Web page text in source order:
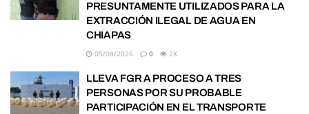
PRESUNTAMENTE UTILIZADOS PARA LA
EXTRACCIÓN ILEGAL DE AGUA EN
CHIAPAS
05/08/2026 0 2K
LLEVA FGR A PROCESO A TRES
PERSONAS POR SU PROBABLE
PARTICIPACIÓN EN EL TRANSPORTE